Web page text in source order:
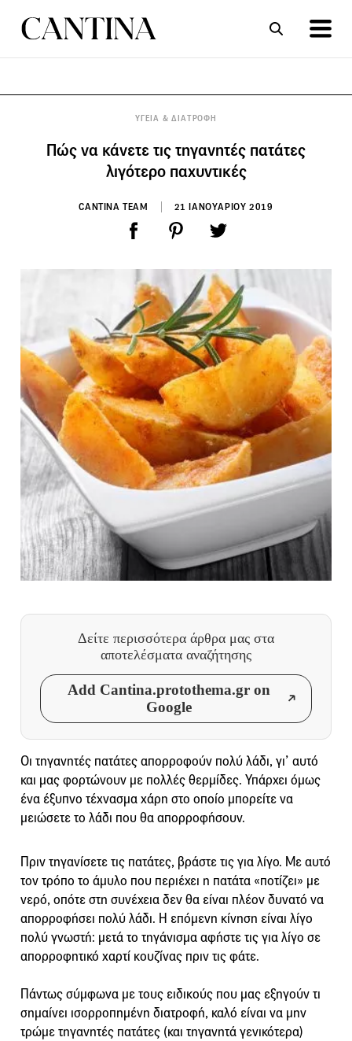
ΥΓΕΙΑ & ΔΙΑΤΡΟΦΗ
Πώς να κάνετε τις τηγανητές πατάτες
λιγότερο παχυντικές
CANTINA TEAM 21 ΙΑΝΟΥΑΡΙΟΥ 2019
Δείτε περισσότερα άρθρα μας στα
αποτελέσματα αναζήτησης
Add Cantina.protothema.gr on
Google
Οι τηγανητές πατάτες απορροφούν πολύ λάδι, γι’ αυτό
και μας φορτώνουν με πολλές θερμίδες. Υπάρχει όμως
ένα έξυπνο τέχνασμα χάρη στο οποίο μπορείτε να
μειώσετε το λάδι που θα απορροφήσουν.
Πριν τηγανίσετε τις πατάτες, βράστε τις για λίγο. Με αυτό
τον τρόπο το άμυλο που περιέχει η πατάτα «ποτίζει» με
νερό, οπότε στη συνέχεια δεν θα είναι πλέον δυνατό να
απορροφήσει πολύ λάδι. Η επόμενη κίνηση είναι λίγο
πολύ γνωστή: μετά το τηγάνισμα αφήστε τις για λίγο σε
απορροφητικό χαρτί κουζίνας πριν τις φάτε.
Πάντως σύμφωνα με τους ειδικούς που μας εξηγούν τι
σημαίνει ισορροπημένη διατροφή, καλό είναι να μην
τρώμε τηγανητές πατάτες (και τηγανητά γενικότερα)